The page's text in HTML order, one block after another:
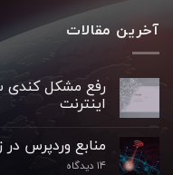
آخرین مقالات
رفع مشکل
اینترنت
منابع وردپرس
۱۴ دیدگاه